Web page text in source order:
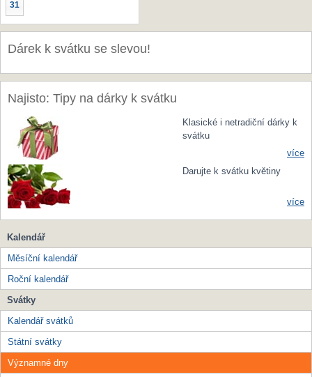
31
Dárek k svátku se slevou!
Najisto: Tipy na dárky k svátku
Klasické i netradiční dárky k
svátku
více
Darujte k svátku květiny
více
Kalendář
Měsíční kalendář
Roční kalendář
Svátky
Kalendář svátků
Státní svátky
Významné dny